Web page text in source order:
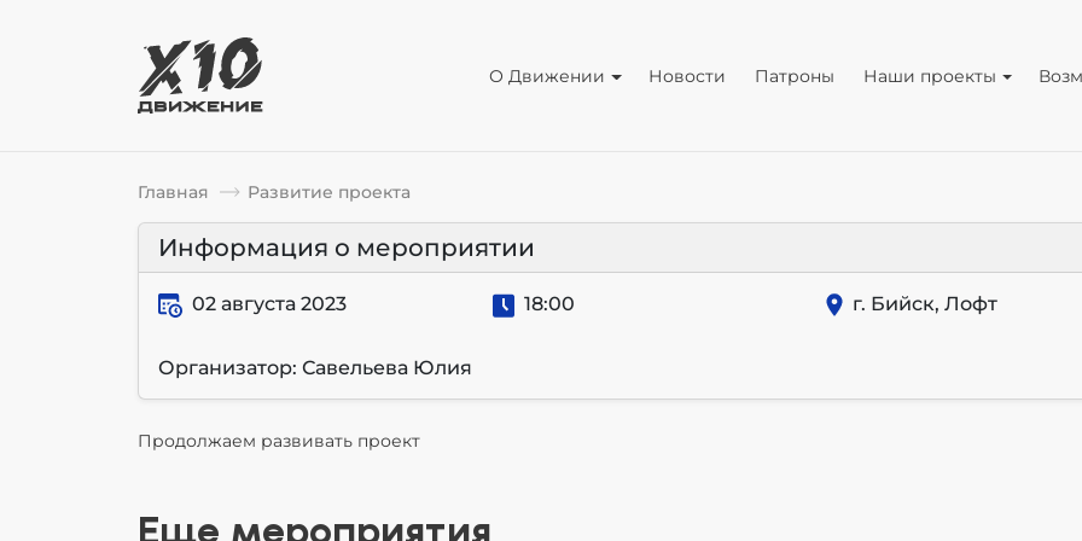
О Движении Новости Патроны Наши проекты
Главная Развитие проекта
Информация о мероприятии
02 августа 2023 18:00 г. Бийск, Лофт
Организатор: Савельева Юлия
Продолжаем развивать проект
Еще мероприятия